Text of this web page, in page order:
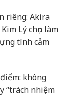
riêng: Akira
Lý chọn làm
tình cảm
không
“trách nhiệm